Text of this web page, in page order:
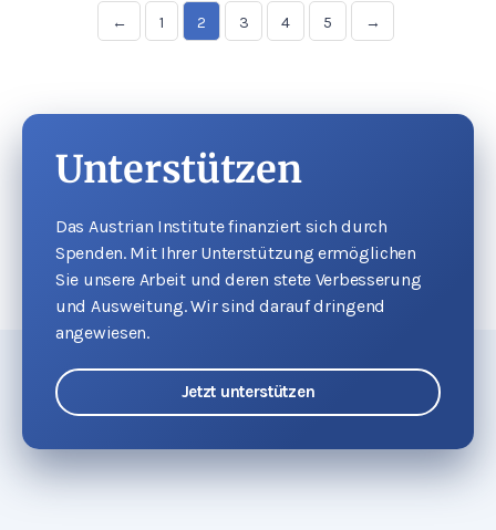
← 1 2 3 4 5 →
Unterstützen
Das Austrian Institute finanziert sich durch
Spenden. Mit Ihrer Unterstützung ermöglichen
Sie unsere Arbeit und deren stete Verbesserung
und Ausweitung. Wir sind darauf dringend
angewiesen.
Jetzt unterstützen